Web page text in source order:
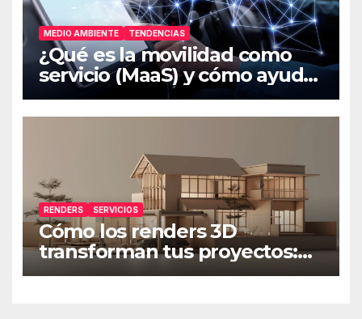
MEDIO AMBIENTE TENDENCIAS
¿Qué es la movilidad como
servicio (MaaS) y cómo ayuda
al medio ambiente?
RENDERS SERVICIOS
Cómo los renders 3D
transforman tus proyectos:
guía para producto,